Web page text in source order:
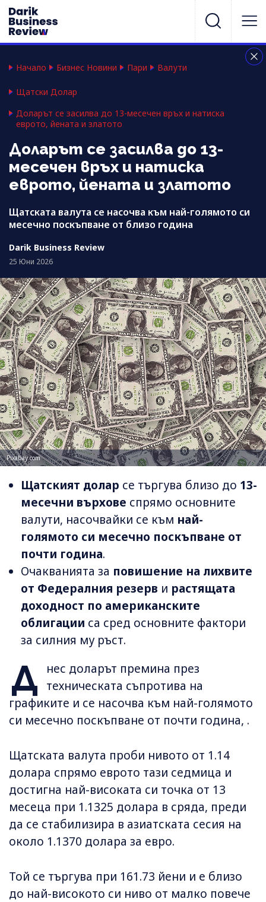
Начало Бизнес Новини Пари Валути
Щатски Долар
Доларът се засилва до 13-месечен връх и натиска
еврото, йената и златото
Доларът се засилва до 13-
месечен връх и натиска
еврото, йената и златото
Щатската валута се насочва към най-голямото си
месечно поскъпване от близо година
Darik Business Review
25 Юни 2026
Pixabay.com
Щатският долар се търгува близо до 13-
месечни върхове спрямо основните
валути, насочвайки се към най-
голямото си месечно поскъпване от
почти година.
Очакванията за повишение на лихвите
от Федералния резерв и растящата
доходност по американските
облигации са сред основните фактори
за силния му ръст.
Д
нес доларът премина през
техническата съпротива на
графиките и се насочва към най-голямото
си месечно поскъпване от почти година, .
Щатската валута проби нивото от 1.14
долара спрямо еврото тази седмица и
достигна най-високата си точка от 13
месеца при 1.1325 долара в сряда, преди
да се стабилизира в азиатската сесия на
около 1.1370 долара за евро.
Той се търгува при 161.73 йени и е близо
до най-високото си ниво от малко повече